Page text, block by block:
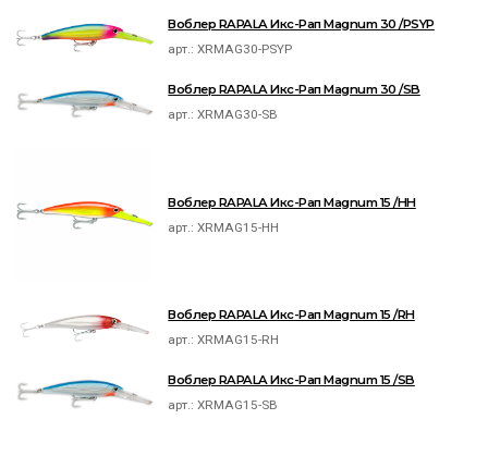
Воблер RAPALA Икс-Рап Magnum 30 /PSYP
арт.:XRMAG30-PSYP
Воблер RAPALA Икс-Рап Magnum 30 /SB
арт.:XRMAG30-SB
Воблер RAPALA Икс-Рап Magnum 15 /HH
арт.:XRMAG15-HH
Воблер RAPALA Икс-Рап Magnum 15 /RH
арт.:XRMAG15-RH
Воблер RAPALA Икс-Рап Magnum 15 /SB
арт.:XRMAG15-SB